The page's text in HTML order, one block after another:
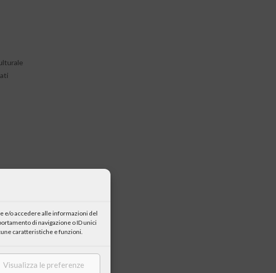
e/o accedere alle informazioni del
di navigazione o ID unici
caratteristiche e funzioni.
Visualizza le preferenze